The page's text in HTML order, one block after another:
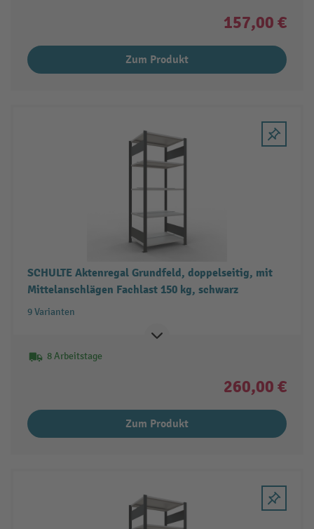
157,00 €
Zum Produkt
SCHULTE Aktenregal Grundfeld, doppelseitig, mit
Mittelanschlägen Fachlast 150 kg, schwarz
9 Varianten
8 Arbeitstage
260,00 €
Zum Produkt